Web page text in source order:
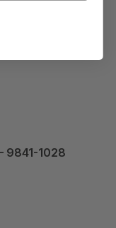
9841-1028